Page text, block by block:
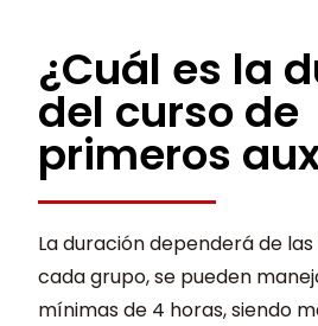
¿Cuál es la
del curso de
primeros
La duración dependerá de
cada grupo, se pueden
mínimas de 4 horas, siendo